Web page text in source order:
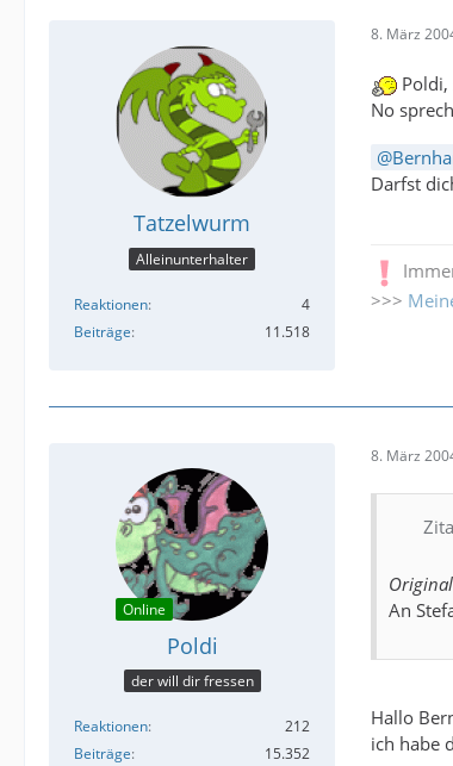
Tatzelwurm
Alleinunterhalter
Reaktionen
4
Beiträge
11.518
8. März
No
Darfst
>>>
Online
Poldi
der will dir fressen
Reaktionen
212
Beiträge
15.352
8. März
An
Hallo
ich habe